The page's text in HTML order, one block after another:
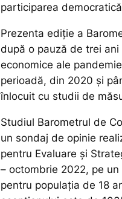
participarea
Prezenta ediție a
după o pauză de trei
economice ale
perioadă, din 2020 și
înlocuit cu studii de
Studiul Barometrul de
un sondaj de opinie
pentru Evaluare și
– octombrie 2022, pe
pentru populația de 18